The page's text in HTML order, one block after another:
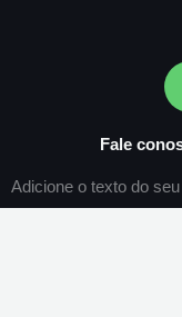
Fale
Adicione o texto do